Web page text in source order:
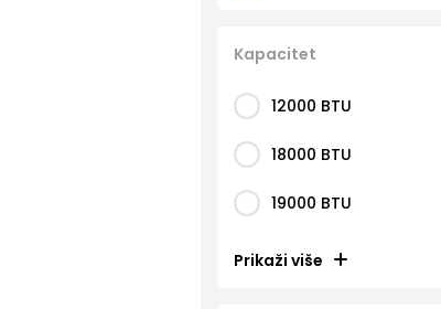
Kapacitet
12000 BTU
18000 BTU
19000 BTU
Prikaži više